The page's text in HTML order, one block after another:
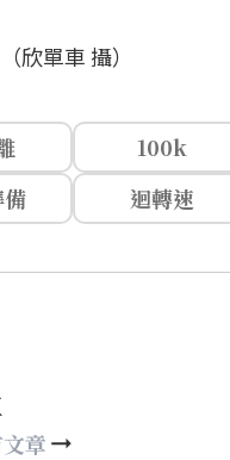
欣單車 攝）
100k
迴轉速
章